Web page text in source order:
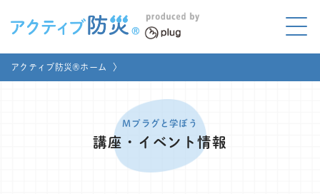
アクティブ防災とは?
家庭でやってみよう
アクティブ防災®ホーム 〉
Mプラグと学ぼう
講座・イベント情報